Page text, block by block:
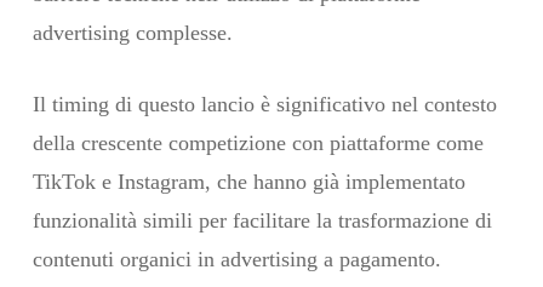
advertising complesse.
Il timing di questo lancio è significativo nel contesto
della crescente competizione con piattaforme come
TikTok e Instagram, che hanno già implementato
funzionalità simili per facilitare la trasformazione di
contenuti organici in advertising a pagamento.